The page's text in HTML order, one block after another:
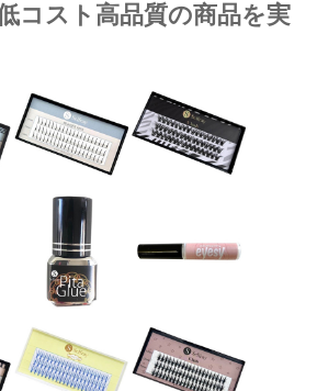
コスト高品質の商品を実